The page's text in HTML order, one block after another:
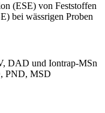
(ESE) von Feststoffen
bei wässrigen Proben
DAD und Iontrap-MSn
PND, MSD